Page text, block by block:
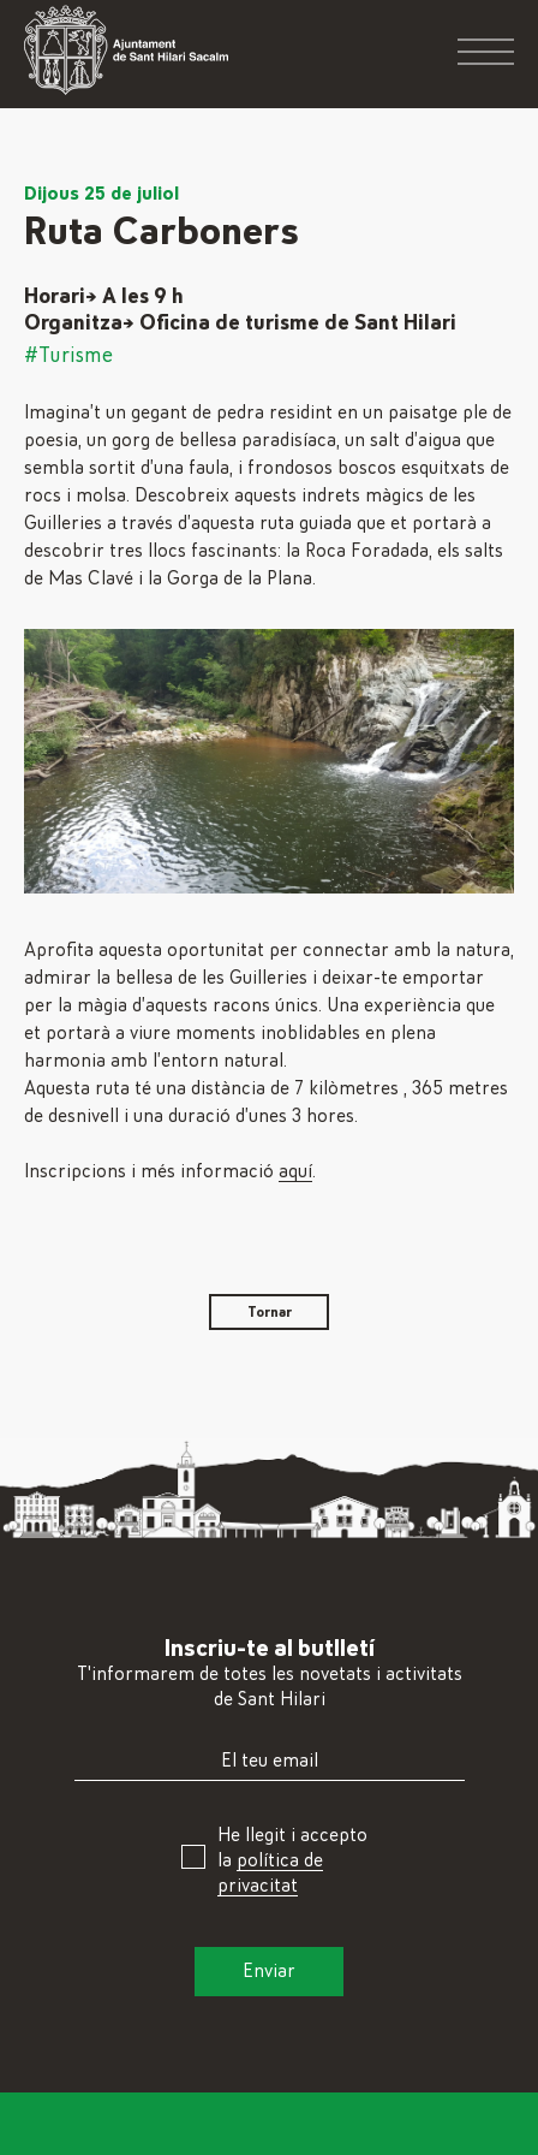
Dijous 25 de juliol
Ruta Carboners
Horari→ A les 9 h
Organitza→ Oficina de turisme de Sant Hilari
#Turisme
Imagina’t un gegant de pedra residint en un paisatge ple de
poesia, un gorg de bellesa paradisíaca, un salt d’aigua que
sembla sortit d’una faula, i frondosos boscos esquitxats de
rocs i molsa. Descobreix aquests indrets màgics de les
Guilleries a través d’aquesta ruta guiada que et portarà a
descobrir tres llocs fascinants: la Roca Foradada, els salts
de Mas Clavé i la Gorga de la Plana.
Aprofita aquesta oportunitat per connectar amb la natura,
admirar la bellesa de les Guilleries i deixar-te emportar
per la màgia d’aquests racons únics. Una experiència que
et portarà a viure moments inoblidables en plena
harmonia amb l’entorn natural.
Aquesta ruta té una distància de 7 kilòmetres , 365 metres
de desnivell i una duració d’unes 3 hores.
Inscripcions i més informació aquí
Tornar
Inscriu-te al butlletí
T'informarem de totes les novetats i activitats
de Sant Hilari
He llegit i accepto
la política de
privacitat